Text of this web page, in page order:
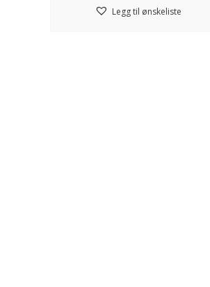
Legg til ønskeliste